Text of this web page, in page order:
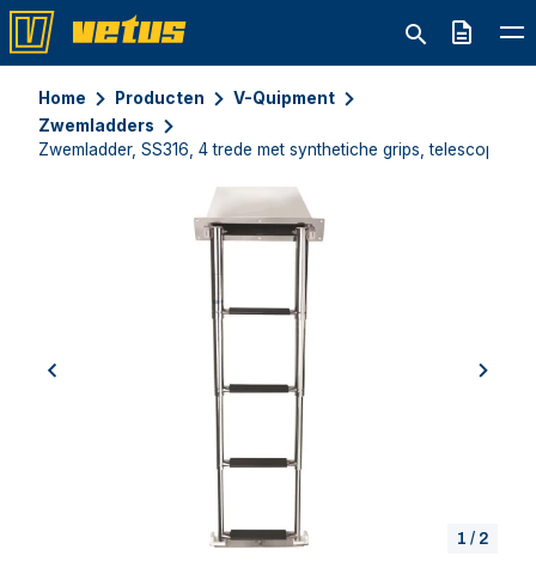
Offerte
Home Producten
V-Quipment
Zwemladders
Zwemladder, SS316, 4 trede met synthetiche grips, telescopic
previous next
1 / 2